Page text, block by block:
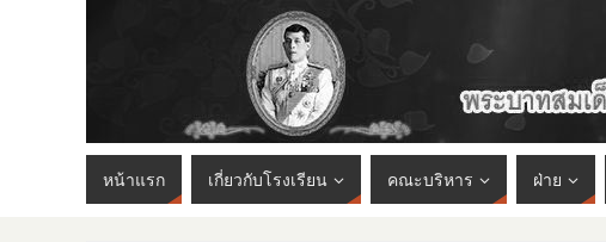
หน้าแรก เกี่ยวกับโรงเรียน คณะบริหาร ฝ่าย